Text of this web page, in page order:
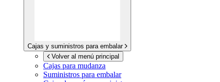
Cajas y suministros para embalar
Volver al menú principal
Cajas para mudanza
Suministros para embalar